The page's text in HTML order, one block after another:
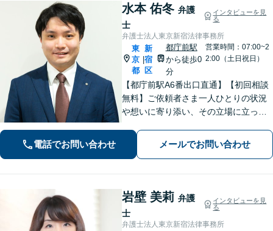
水本 佑冬 弁護
士
インタビューを見
る
弁護士法人東京新宿法律事務所
東
京
都
|
新
宿
区
都庁前駅
から徒歩0
分
営業時間：07:00~2
2:00（土日祝日）
【都庁前駅A6番出口直通】【初回相談
無料】ご依頼者さま一人ひとりの状況
や想いに寄り添い、その立場に立って
して明るい未来へ踏み出せるよう、誠
実に向き合い、全力を尽くします！
電話でお問い合わせ メールでお問い合わせ
岩壁 美莉 弁護
士
インタビューを見
る
弁護士法人東京新宿法律事務所